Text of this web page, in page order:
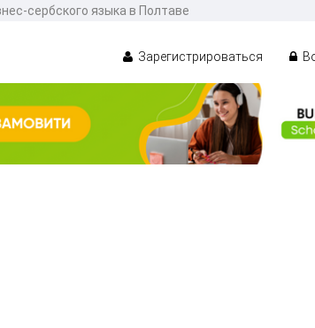
сербского языка в Полтаве
Зарегистрироваться